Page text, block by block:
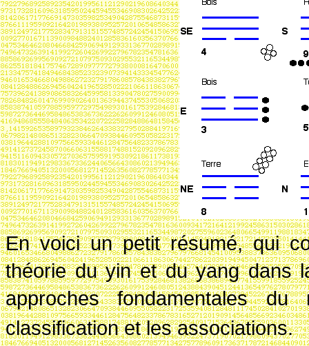
En voici un petit résumé, qui
théorie du yin et du yang dans
approches fondamentales
classification et les associations.